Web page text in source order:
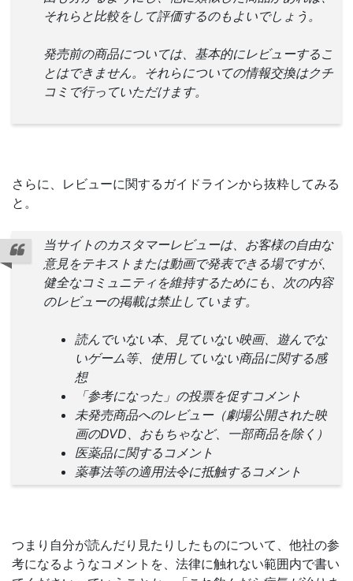
それらと比較をして評価するのもよいでしょう。
発売前の商品については、基本的にレビューするこ
とはできません。それらについての情報交換はクチ
コミで行っていただけます。
さらに、レビューに関するガイドラインから抜粋してみる
と。
当サイトのカスタマーレビューは、お客様の自由な
意見をテキストまたは動画で発表できる場ですが、
健全なコミュニティを維持するためにも、次の内容
のレビューの掲載は禁止しています。
読んでいない本、見ていない映画、遊んでな
いゲーム等、使用していない商品に関する感
想
「参考になった」の投票を促すコメント
未発売商品へのレビュー（劇場公開された映
画のDVD、おもちゃなど、一部商品を除く）
医薬品に関するコメント
薬事法等の適用法令に抵触するコメント
つまり自分が読んだり見たりしたものについて、他社の参
考になるようなコメントを、法律に触れない範囲内で書い